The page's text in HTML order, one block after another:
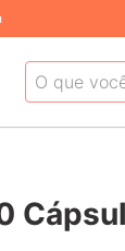
O que você